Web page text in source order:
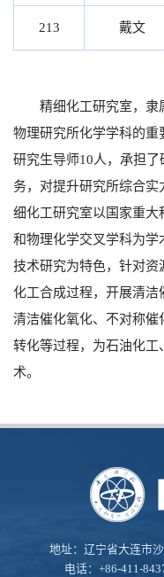
213 戴文
精细化工研究室，隶
物理研究所化学学科的
研究生导师10人，承担
务，对提升研究所综合
细化工研究室以国家重
和物理化学交叉学科为学
技术研究为特色，针对
化工合成过程，开展清
清洁催化氧化、不对称
转化等过程，为石油化工
术。
地址：辽宁省大连市
电话：+86-411-